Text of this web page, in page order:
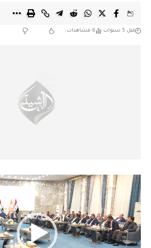
قبل 5 سنوات 6 مشاهدات
مشغل
الفيديو